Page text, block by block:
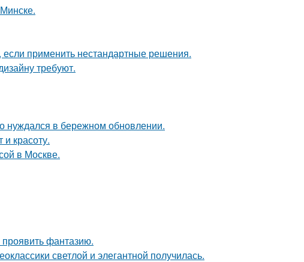
применить нестандартные решения.
требуют.
нуждался в бережном обновлении.
красоту.
в Москве.
фантазию.
светлой и элегантной получилась.